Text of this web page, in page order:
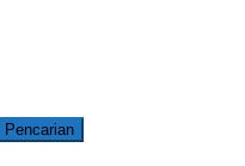
Pencarian